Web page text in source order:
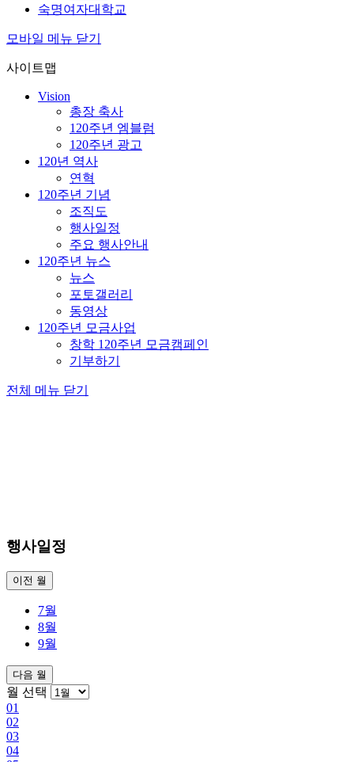
숙명여자대학교
모바일 메뉴 닫기
사이트맵
Vision
총장 축사
120주년 엠블럼
120주년 광고
120년 역사
연혁
120주년 기념
조직도
행사일정
주요 행사안내
120주년 뉴스
뉴스
포토갤러리
동영상
120주년 모금사업
창학 120주년 모금캠페인
기부하기
전체 메뉴 닫기
행사일정
이전 월
7월
8월
9월
다음 월
월 선택
01
02
03
04